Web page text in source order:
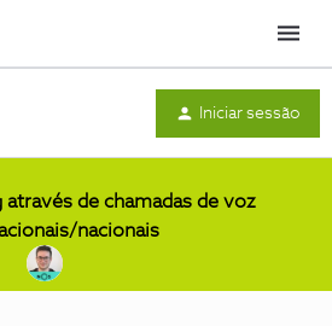
Menu
Iniciar sessão
através de chamadas de voz
nacionais